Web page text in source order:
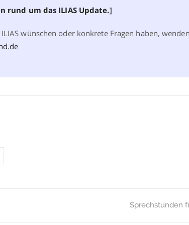
rund um das ILIAS Update.]
wünschen oder konkrete Fragen haben,
Sprechstunden